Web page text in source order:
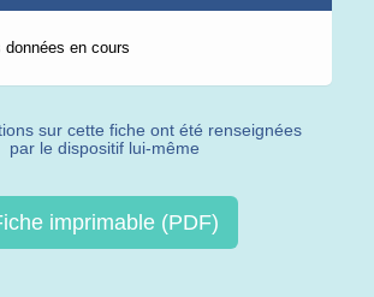
données en cours
sur cette fiche ont été renseignées
par le dispositif lui-même
imprimable (PDF)